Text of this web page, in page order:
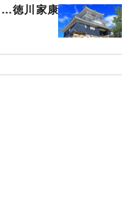
…徳川家康